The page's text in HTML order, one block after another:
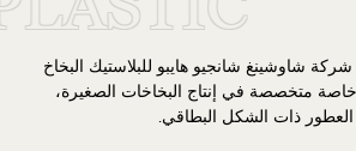
في عام 1995، شركة شاوشينغ شانجيو هايبو للبلاستيك البخاخ
متخصصة في إنتاج البخاخات الصغيرة،
ذات الشكل البطاقي.